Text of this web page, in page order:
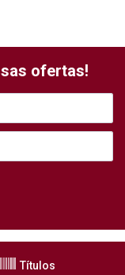
ofertas!
Títulos